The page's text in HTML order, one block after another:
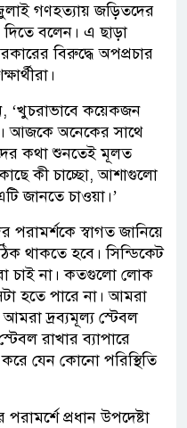
গণহত্যায় জড়িতদের
দিতে বলেন। এ ছাড়া
বিরুদ্ধে অপপ্রচার
‘খুচরাভাবে কয়েকজন
আজকে অনেকের সাথে
কথা শুনতেই মূলত
কী চাচ্ছো, আশাগুলো
জানতে চাওয়া।’
পরামর্শকে স্বাগত জানিয়ে
থাকতে হবে। সিন্ডিকেট
চাই না। কতগুলো লোক
হতে পারে না। আমরা
আমরা দ্রব্যমূল্য স্টেবল
রাখার ব্যাপারে
যেন কোনো পরিস্থিতি
প্রধান উপদেষ্টা